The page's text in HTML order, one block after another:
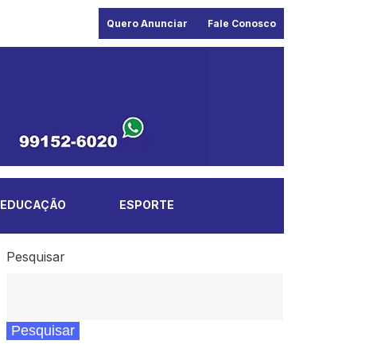
Quero Anunciar Fale Conosco
EDUCAÇÃO ESPORTE
Pesquisar
Pesquisar